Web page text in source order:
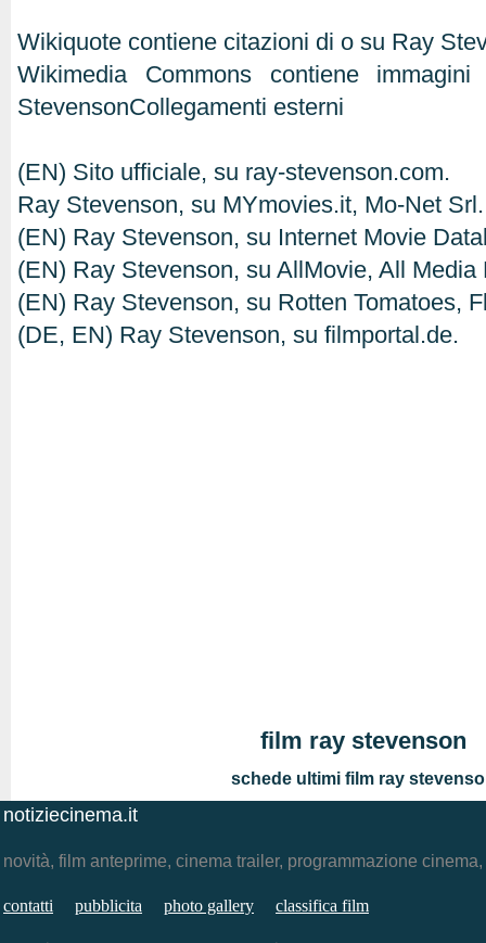
Wikiquote contiene citazioni di o su Ray
Wikimedia Commons contiene
StevensonCollegamenti esterni
(EN) Sito ufficiale, su ray-stevenson.com.
Ray Stevenson, su MYmovies.it, Mo-Net Srl.
(EN) Ray Stevenson, su Internet Movie
(EN) Ray Stevenson, su AllMovie, All Media
(EN) Ray Stevenson, su Rotten Tomatoes,
(DE, EN) Ray Stevenson, su filmportal.de.
film ray stevenson
schede ultimi film ray
notiziecinema.it
novità, film anteprime, cinema trailer, programmazione
contatti pubblicita photo gallery classifica film